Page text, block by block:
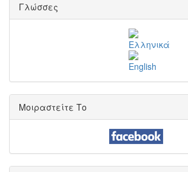
Γλώσσες
Μοιραστείτε Το